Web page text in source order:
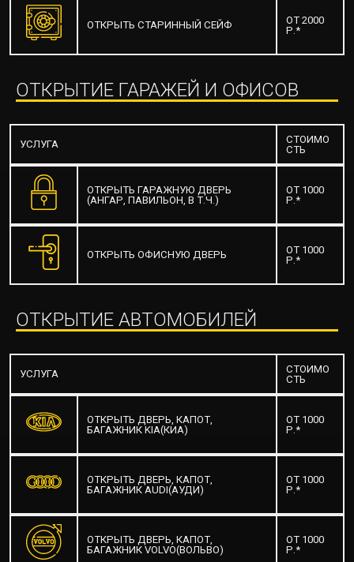
ОТКРЫТЬ СТАРИННЫЙ СЕЙФ
ОТ 2000
Р.*
ОТКРЫТИЕ ГАРАЖЕЙ И ОФИСОВ
УСЛУГА
СТОИМО
СТЬ
ОТКРЫТЬ ГАРАЖНУЮ ДВЕРЬ
(АНГАР, ПАВИЛЬОН, В Т.Ч.)
ОТ 1000
Р.*
ОТКРЫТЬ ОФИСНУЮ ДВЕРЬ
ОТ 1000
Р.*
ОТКРЫТИЕ АВТОМОБИЛЕЙ
УСЛУГА
СТОИМО
СТЬ
ОТКРЫТЬ ДВЕРЬ, КАПОТ,
БАГАЖНИК KIA(КИА)
ОТ 1000
Р.*
ОТКРЫТЬ ДВЕРЬ, КАПОТ,
БАГАЖНИК AUDI(АУДИ)
ОТ 1000
Р.*
ОТКРЫТЬ ДВЕРЬ, КАПОТ,
БАГАЖНИК VOLVO(ВОЛЬВО)
ОТ 1000
Р.*